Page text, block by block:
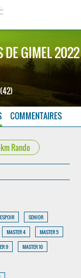
DE GIMEL 2022
COMMENTAIRES
Rando
ESPOIR
SENIOR
MASTER 4
MASTER 5
9 MASTER 10